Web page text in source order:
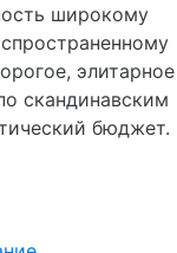
широкому
элитарное
скандинавским
бюджет.